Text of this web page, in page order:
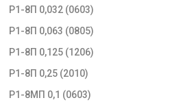
Р1-8П 0,032 (0603)
Р1-8П 0,063 (0805)
Р1-8П 0,125 (1206)
Р1-8П 0,25 (2010)
Р1-8МП 0,1 (0603)